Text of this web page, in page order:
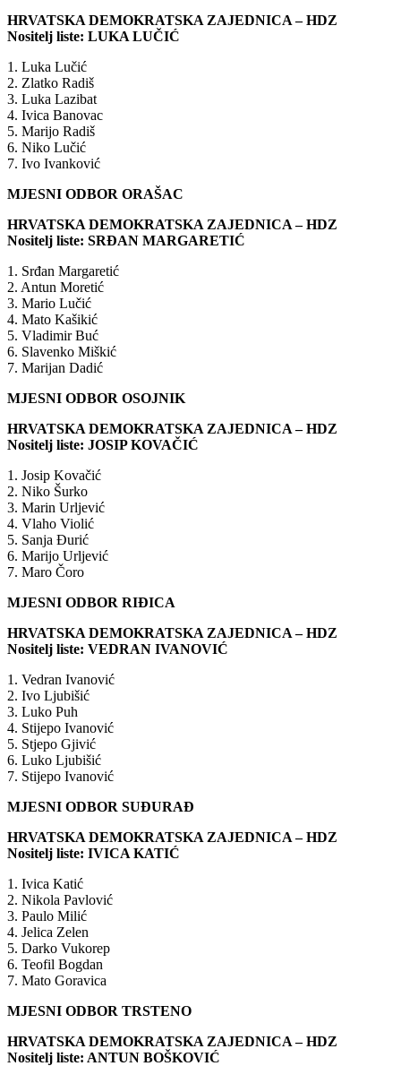
HRVATSKA DEMOKRATSKA ZAJEDNICA – HDZ
Nositelj liste: LUKA LUČIĆ
1. Luka Lučić
2. Zlatko Radiš
3. Luka Lazibat
4. Ivica Banovac
5. Marijo Radiš
6. Niko Lučić
7. Ivo Ivanković
MJESNI ODBOR ORAŠAC
HRVATSKA DEMOKRATSKA ZAJEDNICA – HDZ
Nositelj liste: SRĐAN MARGARETIĆ
1. Srđan Margaretić
2. Antun Moretić
3. Mario Lučić
4. Mato Kašikić
5. Vladimir Buć
6. Slavenko Miškić
7. Marijan Dadić
MJESNI ODBOR OSOJNIK
HRVATSKA DEMOKRATSKA ZAJEDNICA – HDZ
Nositelj liste: JOSIP KOVAČIĆ
1. Josip Kovačić
2. Niko Šurko
3. Marin Urljević
4. Vlaho Violić
5. Sanja Đurić
6. Marijo Urljević
7. Maro Čoro
MJESNI ODBOR RIĐICA
HRVATSKA DEMOKRATSKA ZAJEDNICA – HDZ
Nositelj liste: VEDRAN IVANOVIĆ
1. Vedran Ivanović
2. Ivo Ljubišić
3. Luko Puh
4. Stijepo Ivanović
5. Stjepo Gjivić
6. Luko Ljubišić
7. Stijepo Ivanović
MJESNI ODBOR SUĐURAĐ
HRVATSKA DEMOKRATSKA ZAJEDNICA – HDZ
Nositelj liste: IVICA KATIĆ
1. Ivica Katić
2. Nikola Pavlović
3. Paulo Milić
4. Jelica Zelen
5. Darko Vukorep
6. Teofil Bogdan
7. Mato Goravica
MJESNI ODBOR TRSTENO
HRVATSKA DEMOKRATSKA ZAJEDNICA – HDZ
Nositelj liste: ANTUN BOŠKOVIĆ